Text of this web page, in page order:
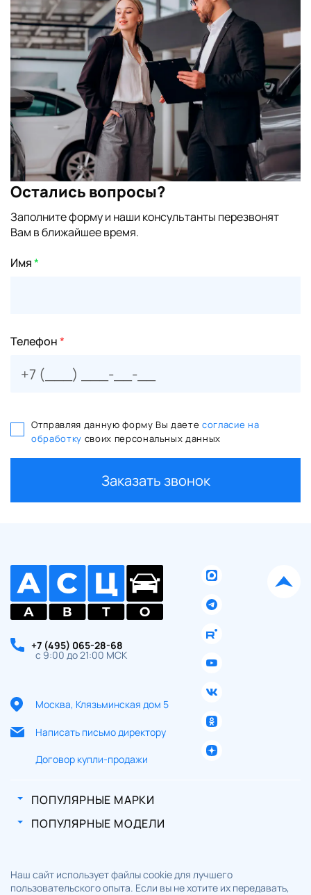
Остались вопросы?
Заполните форму и наши консультанты перезвонят
Вам в ближайшее время.
Имя*
Телефон*
Отправляя данную форму Вы даете согласие на
обработку своих персональных данных
Заказать звонок
+7 (495) 065-28-68
с 9:00 до 21:00 МСК
Москва, Клязьминская дом 5
Написать письмо директору
Договор купли-продажи
ПОПУЛЯРНЫЕ МАРКИ
ПОПУЛЯРНЫЕ МОДЕЛИ
Наш сайт использует файлы cookie для лучшего
пользовательского опыта. Если вы не хотите их передавать,